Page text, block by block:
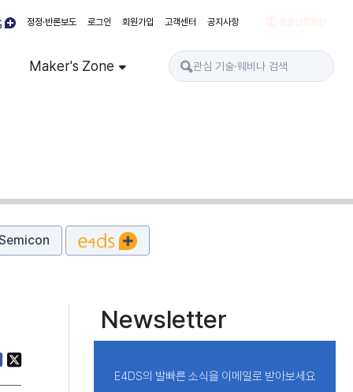
정정·반론보도 로그인 회원가입 고객센터 공지사항
Maker's Zone
Newsletter
E4DS의 발빠른 소식을 이메일로 받아보세요